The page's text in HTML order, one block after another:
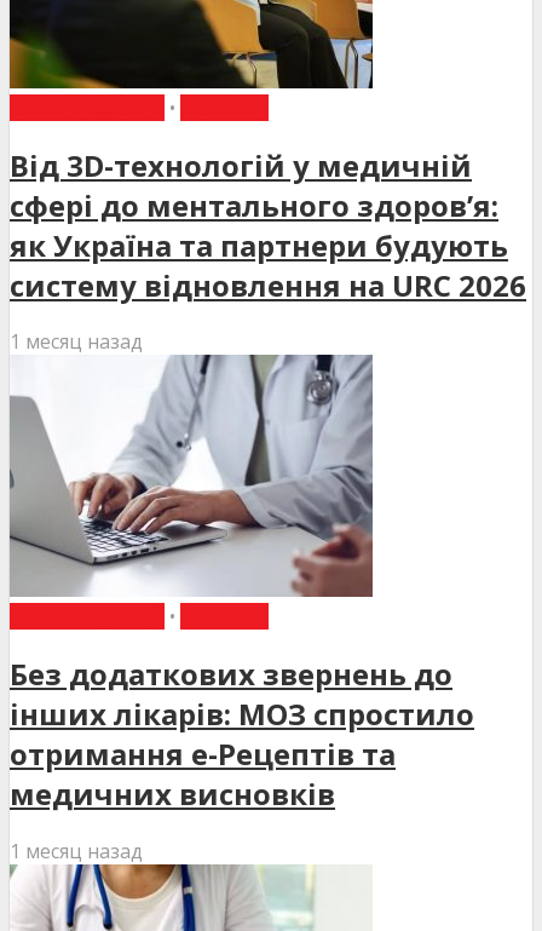
•
Від 3D-технологій у медичній
сфері до ментального здоров’я:
як Україна та партнери будують
систему відновлення на URC 2026
1 месяц назад
•
Без додаткових звернень до
інших лікарів: МОЗ спростило
отримання е-Рецептів та
медичних висновків
1 месяц назад